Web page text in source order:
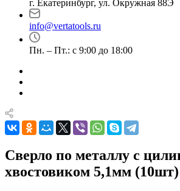
г. Екатеринбург, ул. Окружная 88Э
info@vertatools.ru
Пн. – Пт.: с 9:00 до 18:00
Сверло по металлу с
хвостовиком 5,1мм